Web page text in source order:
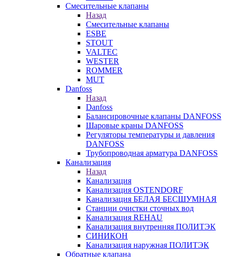
Смесительные клапаны
Назад
Смесительные клапаны
ESBE
STOUT
VALTEC
WESTER
ROMMER
MUT
Danfoss
Назад
Danfoss
Балансировочные клапаны DANFOSS
Шаровые краны DANFOSS
Регуляторы температуры и давления
DANFOSS
Трубопроводная арматура DANFOSS
Канализация
Назад
Канализация
Канализация OSTENDORF
Канализация БЕЛАЯ БЕСШУМНАЯ
Станции очистки сточных вод
Канализация REHAU
Канализация внутренняя ПОЛИТЭК
СИНИКОН
Канализация наружная ПОЛИТЭК
Обратные клапана